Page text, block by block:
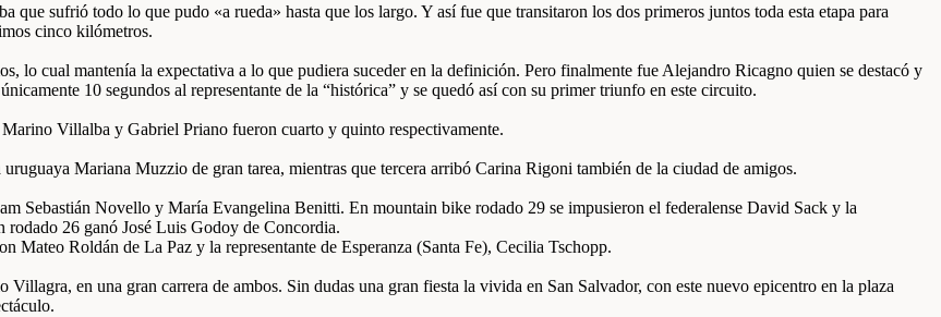
sufrió todo lo que pudo «a rueda» hasta que los largo. Y así fue que transitaron los dos primeros juntos toda esta etapa para
cinco kilómetros.
lo cual mantenía la expectativa a lo que pudiera suceder en la definición. Pero finalmente fue Alejandro Ricagno quien se destacó y
10 segundos al representante de la “histórica” y se quedó así con su primer triunfo en este circuito.
Villalba y Gabriel Priano fueron cuarto y quinto respectivamente.
Mariana Muzzio de gran tarea, mientras que tercera arribó Carina Rigoni también de la ciudad de amigos.
Sebastián Novello y María Evangelina Benitti. En mountain bike rodado 29 se impusieron el federalense David Sack y la
rodado 26 ganó José Luis Godoy de Concordia.
Mateo Roldán de La Paz y la representante de Esperanza (Santa Fe), Cecilia Tschopp.
en una gran carrera de ambos. Sin dudas una gran fiesta la vivida en San Salvador, con este nuevo epicentro en la plaza